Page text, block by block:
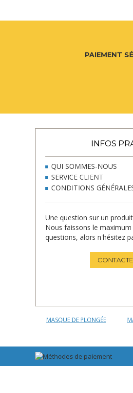
PAIEMENT
INFOS
QUI SOMMES-NOUS
SERVICE CLIENT
CONDITIONS
Une question sur un
Nous faissons le
questions, alors n'hésitez
MASQUE DE PLONGÉE